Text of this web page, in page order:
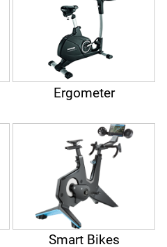
Ergometer
Smart Bikes